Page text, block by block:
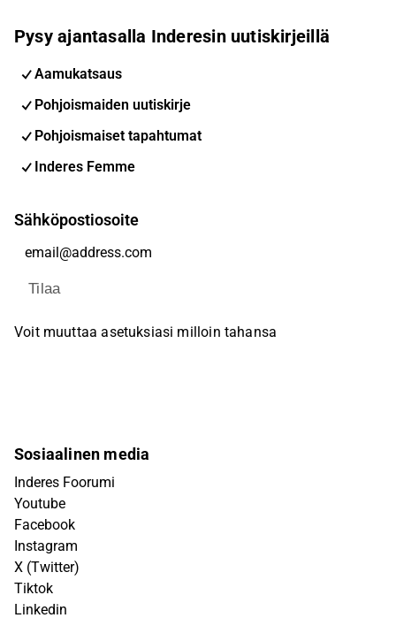
Pysy ajantasalla Inderesin uutiskirjeillä
Aamukatsaus
Pohjoismaiden uutiskirje
Pohjoismaiset tapahtumat
Inderes Femme
Sähköpostiosoite
Tilaa
Voit muuttaa asetuksiasi milloin tahansa
Sosiaalinen media
Inderes Foorumi
Youtube
Facebook
Instagram
X (Twitter)
Tiktok
Linkedin